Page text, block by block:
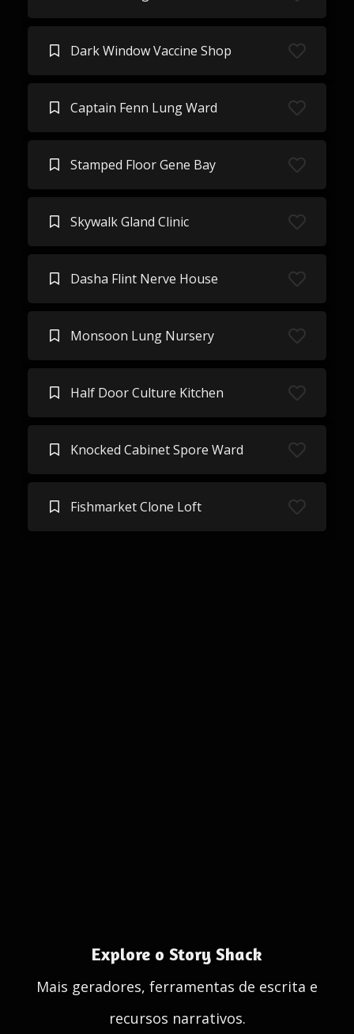
Dark Window Vaccine Shop
Captain Fenn Lung Ward
Stamped Floor Gene Bay
Skywalk Gland Clinic
Dasha Flint Nerve House
Monsoon Lung Nursery
Half Door Culture Kitchen
Knocked Cabinet Spore Ward
Fishmarket Clone Loft
Explore o Story Shack
Mais geradores, ferramentas de escrita e
recursos narrativos.